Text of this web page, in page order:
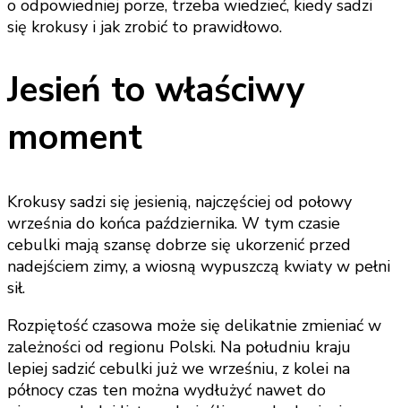
o odpowiedniej porze, trzeba wiedzieć, kiedy sadzi
się krokusy i jak zrobić to prawidłowo.
Jesień to właściwy
moment
Krokusy sadzi się jesienią, najczęściej od połowy
września do końca października. W tym czasie
cebulki mają szansę dobrze się ukorzenić przed
nadejściem zimy, a wiosną wypuszczą kwiaty w pełni
sił.
Rozpiętość czasowa może się delikatnie zmieniać w
zależności od regionu Polski. Na południu kraju
lepiej sadzić cebulki już we wrześniu, z kolei na
północy czas ten można wydłużyć nawet do